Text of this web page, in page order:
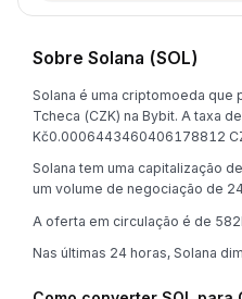
Sobre Solana (SOL)
Solana é uma criptomoeda
Tcheca (CZK) na Bybit. A taxa
Kč0.0006443460406178812
Solana tem uma capitalização
um volume de negociação de
A oferta em circulação é de
Nas últimas 24 horas, Solana